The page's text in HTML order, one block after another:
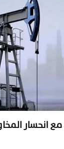
مع انحسار